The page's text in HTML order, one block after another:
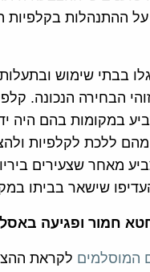
ההתנהלות בקלפיות
בבתי שימוש
הבחירה הנכונה.
במקומות בהם היה
ללכת לקלפיות
מאחר שצעירים
שישאר בביתו
חמור ופגיעה
המוסלמים לקראת